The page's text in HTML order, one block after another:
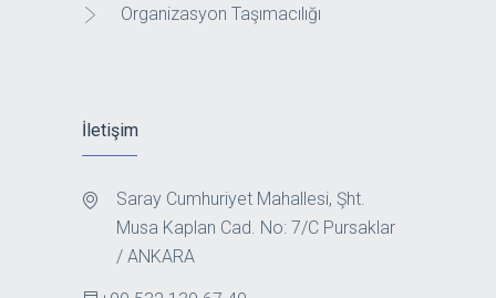
Organizasyon Taşımacılığı
İletişim
Saray Cumhuriyet Mahallesi, Şht.
Musa Kaplan Cad. No: 7/C Pursaklar
/ ANKARA